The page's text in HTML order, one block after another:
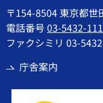
〒154-8504 東京都
電話番号03-5432-
ファクシミリ 03-
庁舎案内